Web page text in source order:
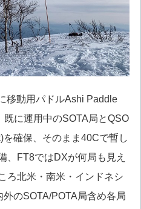
移動用パドルAshi Paddle
に運用中のSOTA局とQSO
確保、そのまま40Cで暫し
、FT8ではDXが何局も見え
ろ北米・南米・インドネシ
のSOTA/POTA局含め各局